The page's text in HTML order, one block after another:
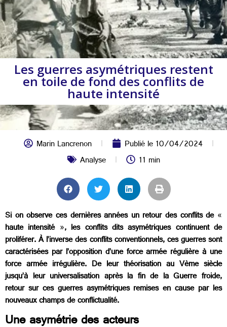
Les guerres asymétriques restent
en toile de fond des conflits de
haute intensité
Marin Lancrenon Publié le10/04/2024
Analyse
11 min
Si on observe ces dernières années un retour des conflits de «
haute intensité », les conflits dits asymétriques continuent de
proliférer. À l’inverse des conflits conventionnels, ces guerres sont
caractérisées par l’opposition d’une force armée régulière à une
force armée irrégulière. De leur théorisation au Vème siècle
jusqu’à leur universalisation après la fin de la Guerre froide,
retour sur ces guerres asymétriques remises en cause par les
nouveaux champs de conflictualité.
Une asymétrie des acteurs